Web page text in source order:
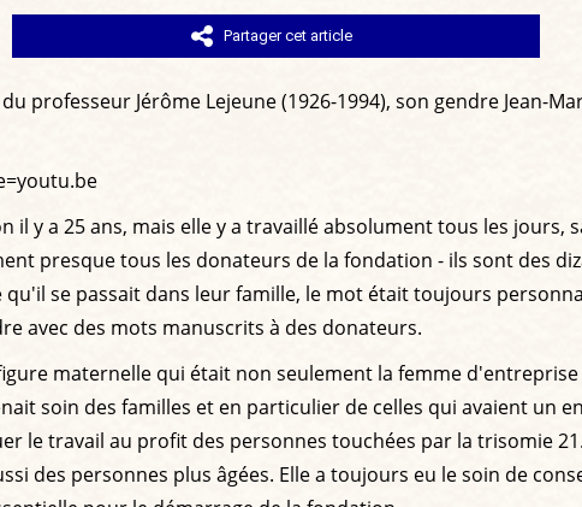
Partager cet article
professeur Jérôme Lejeune (1926-1994), son gendre Jean-
y a 25 ans, mais elle y a travaillé absolument tous les
presque tous les donateurs de la fondation - ils sont des
se passait dans leur famille, le mot était toujours
avec des mots manuscrits à des donateurs.
maternelle qui était non seulement la femme
soin des familles et en particulier de celles qui avaient un
le travail au profit des personnes touchées par la trisomie
des personnes plus âgées. Elle a toujours eu le soin de